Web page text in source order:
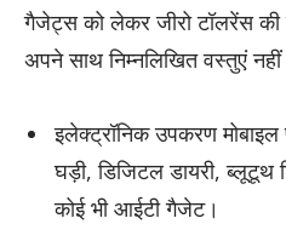
गैजेट्स को लेकर जीरो टॉलरेंस की
अपने साथ निम्नलिखित वस्तुएं
इलेक्ट्रॉनिक उपकरण
घड़ी, डिजिटल डायरी,
कोई भी आईटी गैजेट।